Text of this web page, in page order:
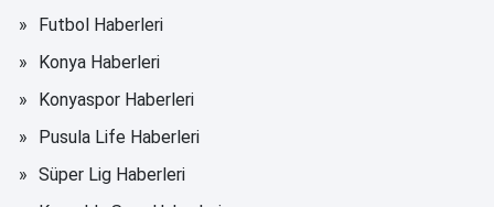
Futbol Haberleri
Konya Haberleri
Konyaspor Haberleri
Pusula Life Haberleri
Süper Lig Haberleri